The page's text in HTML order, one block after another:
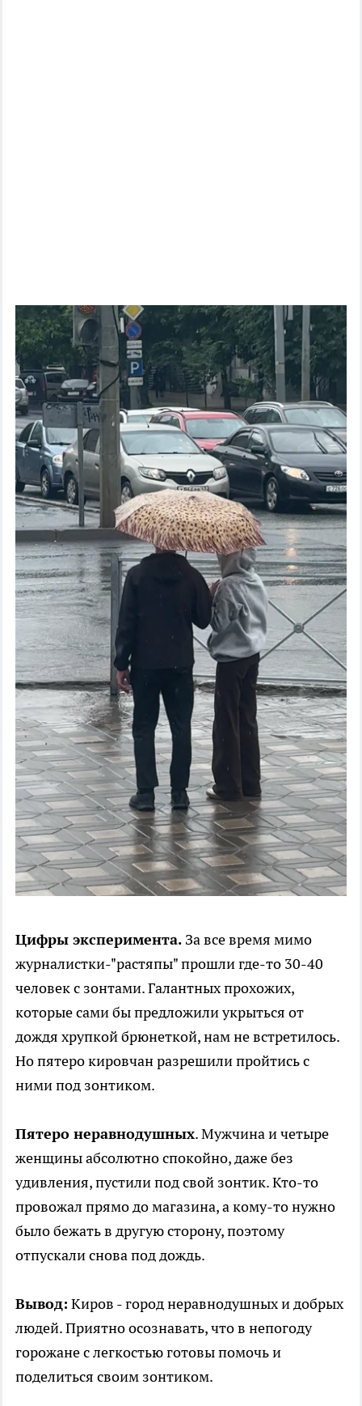
Цифры эксперимента. За все время мимо
журналистки-"растяпы" прошли где-то 30-40
человек с зонтами. Галантных прохожих,
которые сами бы предложили укрыться от
дождя хрупкой брюнеткой, нам не встретилось.
Но пятеро кировчан разрешили пройтись с
ними под зонтиком.
Пятеро неравнодушных. Мужчина и четыре
женщины абсолютно спокойно, даже без
удивления, пустили под свой зонтик. Кто-то
провожал прямо до магазина, а кому-то нужно
было бежать в другую сторону, поэтому
отпускали снова под дождь.
Вывод: Киров - город неравнодушных и добрых
людей. Приятно осознавать, что в непогоду
горожане с легкостью готовы помочь и
поделиться своим зонтиком.